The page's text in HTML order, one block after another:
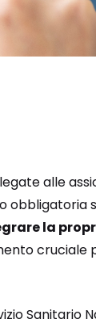
alle
obbligatoria
la
cruciale
Sanitario